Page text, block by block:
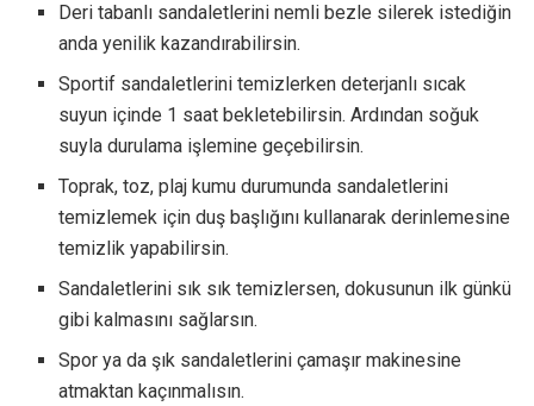
Deri tabanlı sandaletlerini nemli bezle silerek istediğin
anda yenilik kazandırabilirsin.
Sportif sandaletlerini temizlerken deterjanlı sıcak
suyun içinde 1 saat bekletebilirsin. Ardından soğuk
suyla durulama işlemine geçebilirsin.
Toprak, toz, plaj kumu durumunda sandaletlerini
temizlemek için duş başlığını kullanarak derinlemesine
temizlik yapabilirsin.
Sandaletlerini sık sık temizlersen, dokusunun ilk günkü
gibi kalmasını sağlarsın.
Spor ya da şık sandaletlerini çamaşır makinesine
atmaktan kaçınmalısın.